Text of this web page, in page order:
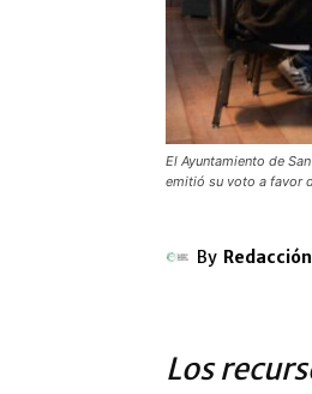
El Ayuntamiento de
emitió su voto a favor
By Redacción
Los